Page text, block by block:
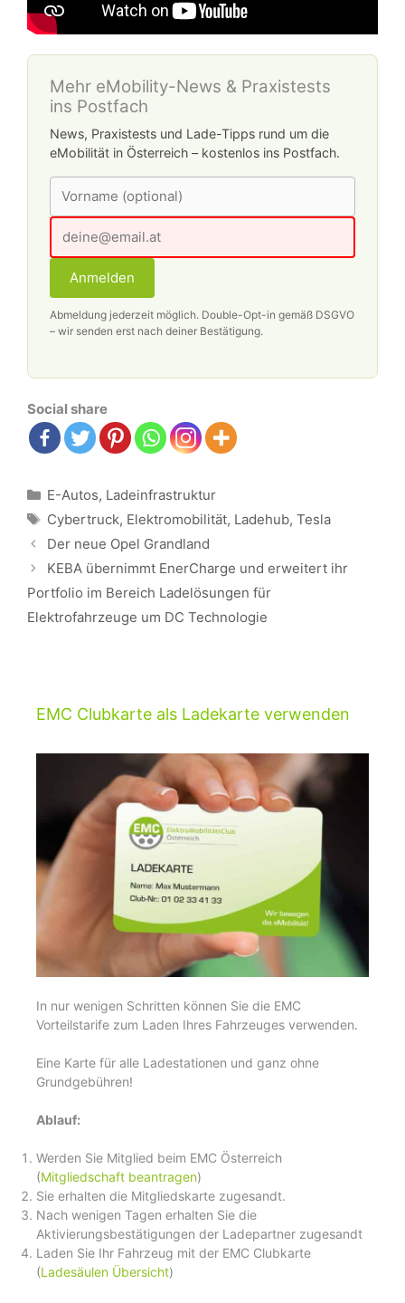
Mehr eMobility-News & Praxistests
ins Postfach
News, Praxistests und Lade-Tipps rund um die
eMobilität in Österreich – kostenlos ins Postfach.
Anmelden
Abmeldung jederzeit möglich. Double-Opt-in gemäß DSGVO
– wir senden erst nach deiner Bestätigung.
Social share
Kategorien
E-Autos, Ladeinfrastruktur
Schlagwörter
Cybertruck, Elektromobilität, Ladehub, Tesla
Beitrags-
Navigation
Der neue Opel Grandland
KEBA übernimmt EnerCharge und erweitert ihr
Portfolio im Bereich Ladelösungen für
Elektrofahrzeuge um DC Technologie
EMC Clubkarte als Ladekarte verwenden
In nur wenigen Schritten können Sie die EMC
Vorteilstarife zum Laden Ihres Fahrzeuges verwenden.
Eine Karte für alle Ladestationen und ganz ohne
Grundgebühren!
Ablauf:
Werden Sie Mitglied beim EMC Österreich
(Mitgliedschaft beantragen)
Sie erhalten die Mitgliedskarte zugesandt.
Nach wenigen Tagen erhalten Sie die
Aktivierungsbestätigungen der Ladepartner zugesandt
Laden Sie Ihr Fahrzeug mit der EMC Clubkarte
(Ladesäulen Übersicht)